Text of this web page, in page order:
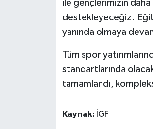
ile gençlerimizin
destekleyeceğiz.
yanında olmaya
Tüm spor
standartlarında
tamamlandı,
Kaynak: İGF